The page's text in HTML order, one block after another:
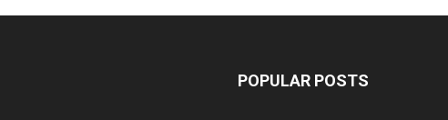
POPULAR POSTS